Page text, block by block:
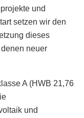
und
setzen wir den
dieses
neuer
A (HWB 21,76
und